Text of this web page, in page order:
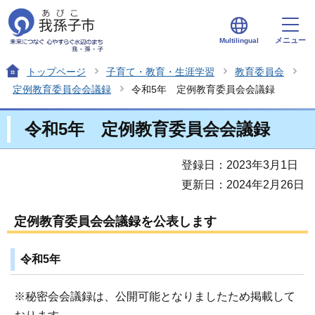
Multilingual メニュー
トップページ 子育て・教育・生涯学習
教育委員会
定例教育委員会会議録
令和5年 定例教育委員会会議録
令和5年 定例教育委員会会議録
登録日：2023年3月1日
更新日：2024年2月26日
定例教育委員会会議録を公表します
令和5年
※秘密会会議録は、公開可能となりましたため掲載して